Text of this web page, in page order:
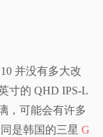
并没有多大改
寸的 QHD IPS-L
，可能会有许多
同是韩国的三星G